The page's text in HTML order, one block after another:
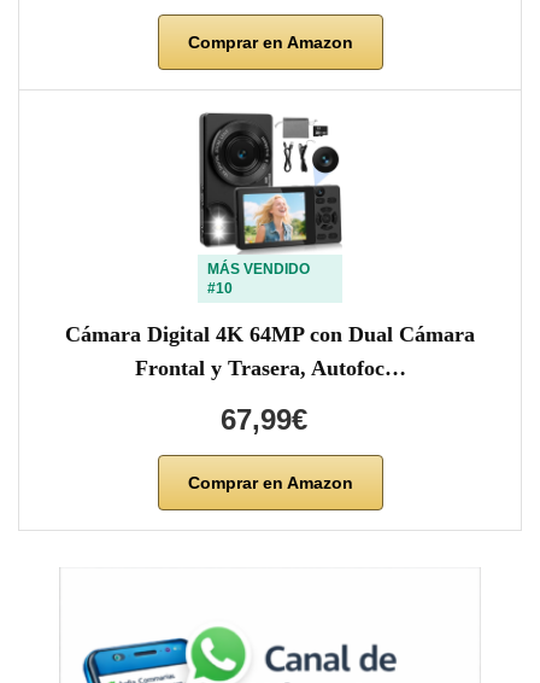
Comprar en Amazon
MÁS VENDIDO
#10
Cámara Digital 4K 64MP con Dual Cámara
Frontal y Trasera, Autofoc…
67,99€
Comprar en Amazon